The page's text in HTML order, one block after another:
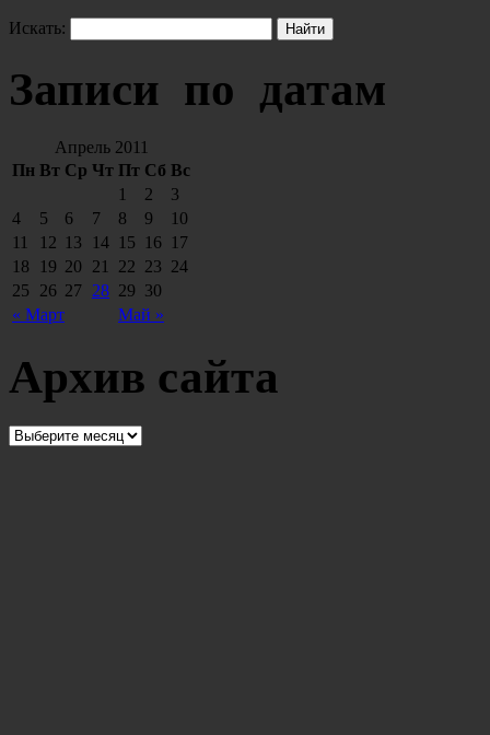
Искать:
Записи по датам
Апрель 2011
Пн Вт Ср Чт Пт Сб Вс
« Март Май »
1 2
3
4
5 6 7 8 9
10
11
12 13 14 15 16 17
18
19 20 21 22 23 24
25
26 27 28 29 30
Архив сайта